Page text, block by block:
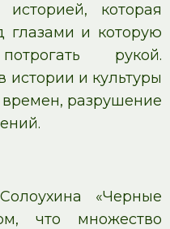
которая
глазами и которую
рукой.
и культуры
времен, разрушение
«Черные
что множество